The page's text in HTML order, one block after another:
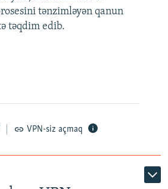
360p 480p
1080p
tənzimləyən qanun
təqdim edib.
VPN-siz açmaq